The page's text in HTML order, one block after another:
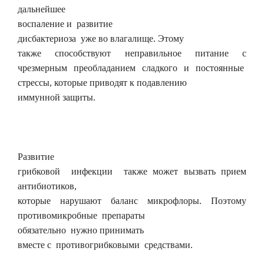
дальнейшее
воспаление и развитие
дисбактериоза уже во влагалище. Этому
также способствуют неправильное питание с
чрезмерным преобладанием сладкого и постоянные
стрессы, которые приводят к подавлению
иммунной защиты.
Развитие
грибковой инфекции также может вызвать прием
антибиотиков,
которые нарушают баланс микрофлоры. Поэтому
противомикробные препараты
обязательно нужно принимать
вместе с противогрибковыми средствами.